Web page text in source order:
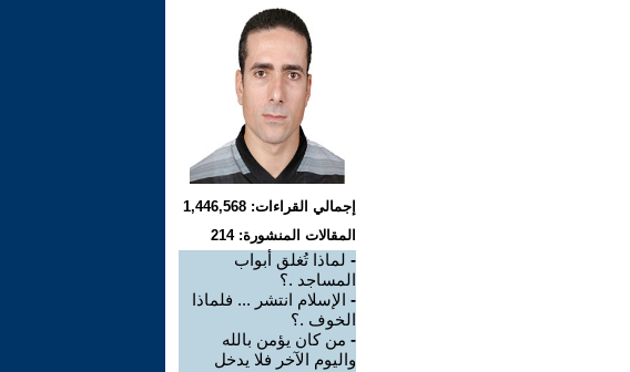
إجمالي القراءات: 1,446,568
المقالات المنشورة: 214
- لماذا تُغلق أبواب
المساجد .؟
- الإسلام انتشر ... فلماذا
الخوف .؟
- من كان يؤمن بالله
واليوم الآخر فلا يدخل